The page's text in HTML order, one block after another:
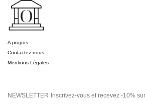
A propos
Contactez-nous
Mentions Légales
NEWSLETTER Inscrivez-vous et recevez -10%